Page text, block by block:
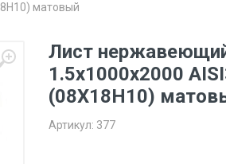
матовый
Лист
1.5х1000х2000
(08Х18Н10)
Артикул: 377